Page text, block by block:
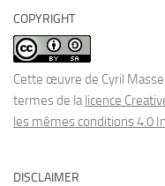
COPYRIGHT
Cette œuvre de Cyril
termes de lalicence
les mêmes conditions 4.0
DISCLAIMER